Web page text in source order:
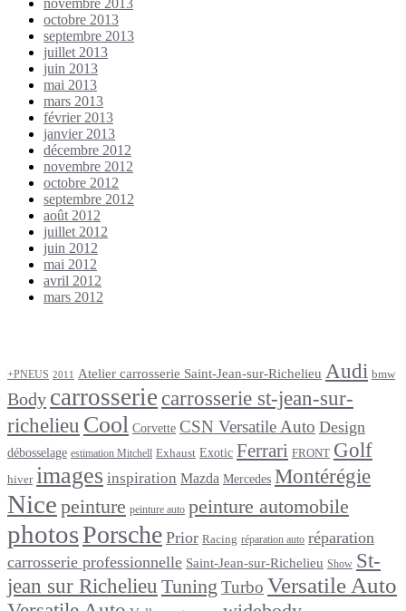
octobre 2013
septembre 2013
juillet 2013
juin 2013
mai 2013
mars 2013
février 2013
janvier 2013
décembre 2012
novembre 2012
octobre 2012
septembre 2012
août 2012
juillet 2012
juin 2012
mai 2012
avril 2012
mars 2012
+PNEUS 2011 Atelier carrosserie Saint-Jean-sur-Richelieu Audi bmw
Body carrosserie carrosserie st-jean-sur-
richelieu Cool Corvette CSN Versatile Auto Design
débosselage estimation Mitchell Exhaust Exotic Ferrari FRONT Golf
hiver images inspiration Mazda Mercedes Montérégie
Nice peinture peinture auto peinture automobile
photosPorsche Prior Racing réparation auto réparation
carrosserie professionnelle Saint-Jean-sur-Richelieu Show St-
jean sur Richelieu Tuning Turbo Versatile Auto